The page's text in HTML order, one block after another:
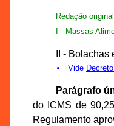
Redação original
I - Massas
II -
Vide
Parágrafo
do ICMS de
Regulamento